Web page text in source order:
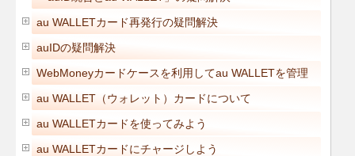
au WALLETカード再発行の疑問解決
auIDの疑問解決
WebMoneyカードケースを利用してau WALLETを管理
au WALLET（ウォレット）カードについて
au WALLETカードを使ってみよう
au WALLETカードにチャージしよう